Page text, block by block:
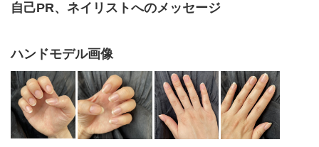
自己PR、ネイリストへのメッセージ
ハンドモデル画像